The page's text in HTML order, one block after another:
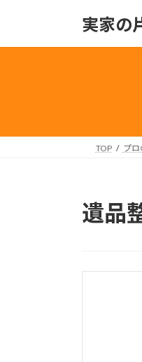
実家の
TOP プ
遺品